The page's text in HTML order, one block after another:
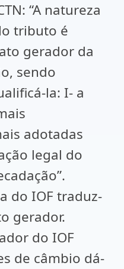
“A natureza
tributo é
gerador da
sendo
la: I- a
adotadas
legal do
do IOF traduz-
gerador.
do IOF
de câmbio dá-